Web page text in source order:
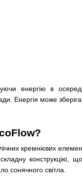
енергію в
Енергія може
кремнієвих
сонячного світла.